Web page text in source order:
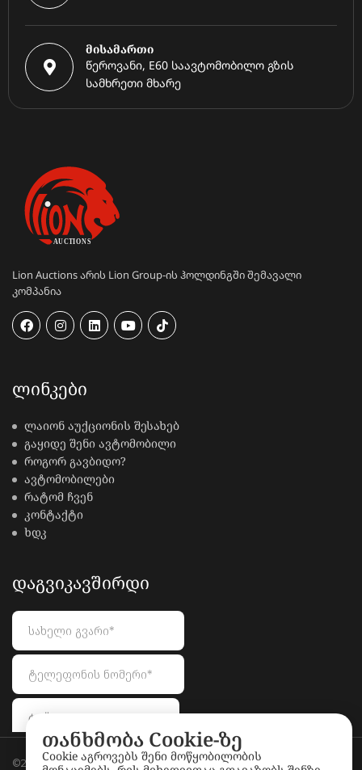
მისამართი
წეროვანი, E60 საავტომობილო გზის
სამხრეთი მხარე
Lion Auctions არის Lion Group-ის ჰოლდინგში შემავალი
კომპანია
ᲚᲘᲜᲙᲔᲑᲘ
ლაიონ აუქციონის შესახებ
გაყიდე შენი ავტომობილი
როგორ გავბიდო?
ავტომობილები
რატომ ჩვენ
კონტაქტი
ხდკ
ᲓᲐᲒᲕᲘᲙᲐᲕᲨᲘᲠᲓᲘ
©2026LionAuctions.ge. All rights reserved.
თანხმობა Cookie-ზე
Cookie აგროვებს შენი მოწყობილობის